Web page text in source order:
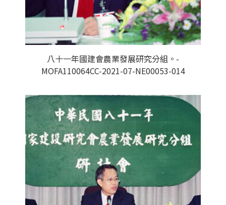
八十一年國建會農業發展研究分組。-
MOFA110064CC-2021-07-NE00053-014